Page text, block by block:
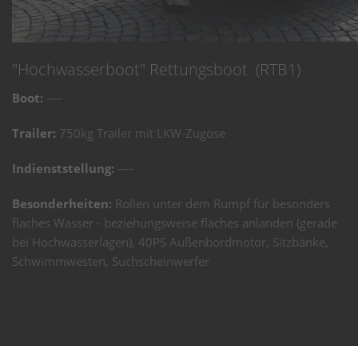
"Hochwasserboot" Rettungsboot (RTB1)
Boot: ----
Trailer: 750kg Trailer mit LKW-Zugöse
Indienststellung: ----
Besonderheiten: Rollen unter dem Rumpf für besonders
flaches Wasser - beziehungsweise flaches anlanden (gerade
bei Hochwasserlagen), 40PS Außenbordmotor, Sitzbänke,
Schwimmwesten, Suchscheinwerfer